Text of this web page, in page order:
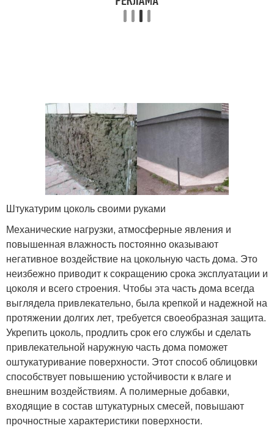
Штукатурим цоколь своими руками
Механические нагрузки, атмосферные явления и
повышенная влажность постоянно оказывают
негативное воздействие на цокольную часть дома. Это
неизбежно приводит к сокращению срока эксплуатации и
цоколя и всего строения. Чтобы эта часть дома всегда
выглядела привлекательно, была крепкой и надежной на
протяжении долгих лет, требуется своеобразная защита.
Укрепить цоколь, продлить срок его службы и сделать
привлекательной наружную часть дома поможет
оштукатуривание поверхности. Этот способ облицовки
способствует повышению устойчивости к влаге и
внешним воздействиям. А полимерные добавки,
входящие в состав штукатурных смесей, повышают
прочностные характеристики поверхности.